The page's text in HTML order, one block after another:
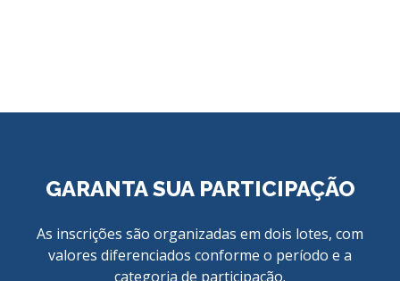
GARANTA SUA PARTICIPAÇÃO
As inscrições são organizadas em dois lotes, com
valores diferenciados conforme o período e a
categoria de participação.